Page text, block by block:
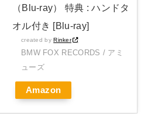
（Blu-ray） 特典 : ハンドタ
オル付き [Blu-ray]
created byRinker
BMW FOX RECORDS / アミ
ューズ
Amazon